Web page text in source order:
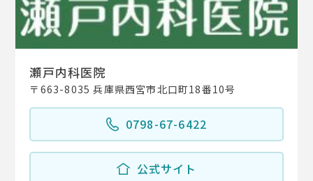
瀬戸内科医院
〒663-8035 兵庫県西宮市北口町18番10号
0798-67-6422
公式サイト